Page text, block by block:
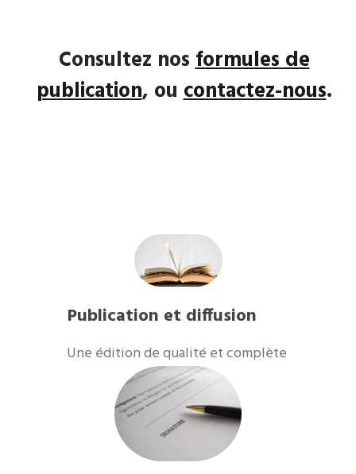
Consultez nosformules de
publication, oucontactez-nous.
Publication et diffusion
​Une édition de qualité et complète